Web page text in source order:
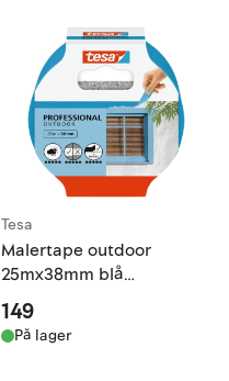
Tesa
Malertape outdoor
25mx38mm blå
professional
149
På lager